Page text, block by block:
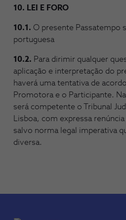
10. LEI E FORO
10.1. O presente Passatempo
portuguesa
10.2. Para dirimir qualquer
aplicação e interpretação do
haverá uma tentativa de
Promotora e o Participante.
será competente o Tribunal
Lisboa, com expressa
salvo norma legal imperativa
diversa.